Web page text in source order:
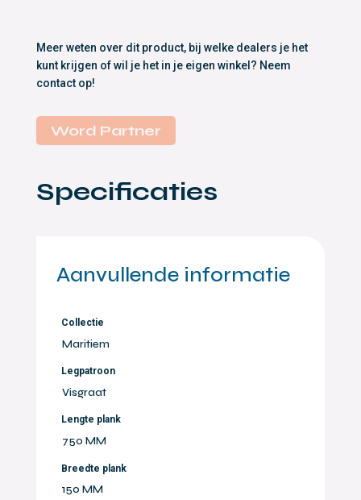
Meer weten over dit product, bij welke dealers je het
kunt krijgen of wil je het in je eigen winkel? Neem
contact op!
Word Partner
Specificaties
Aanvullende informatie
Collectie
Maritiem
Legpatroon
Visgraat
Lengte plank
750 MM
Breedte plank
150 MM